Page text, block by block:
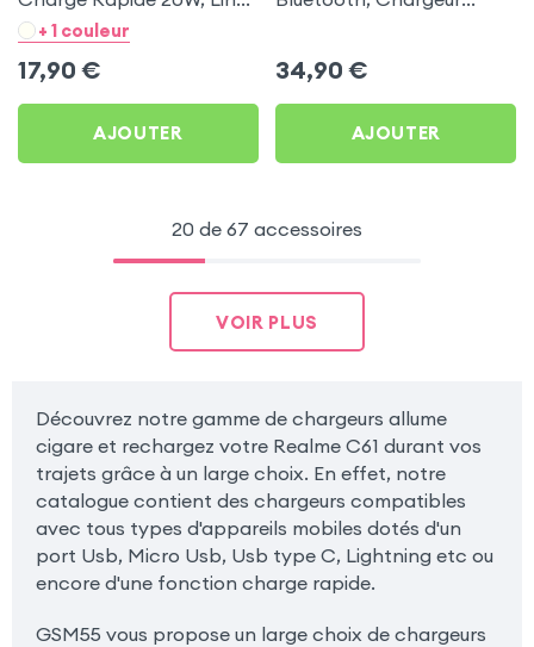
- Noir pour Realme C61
+ 1 couleur
17,90 €
AJOUTER
34,90 €
AJOUTER
20 de 67 accessoires
VOIR PLUS
Découvrez notre gamme de chargeurs allume
cigare et rechargez votre Realme C61 durant vos
trajets grâce à un large choix. En effet, notre
catalogue contient des chargeurs compatibles
avec tous types d'appareils mobiles dotés d'un
port Usb, Micro Usb, Usb type C, Lightning etc ou
encore d'une fonction charge rapide.
GSM55 vous propose un large choix de chargeurs